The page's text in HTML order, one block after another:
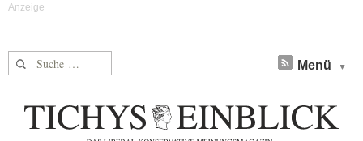
Suche nach: Menü